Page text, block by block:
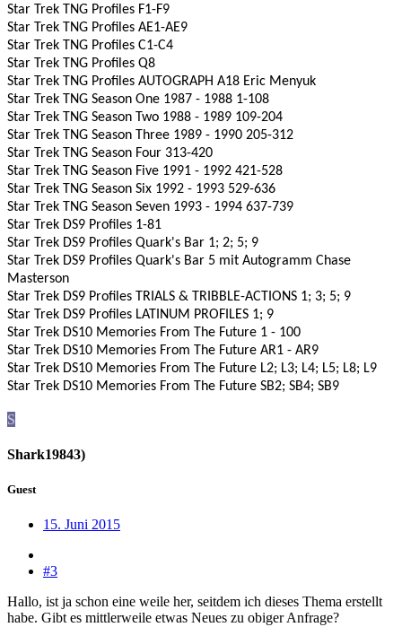
Star Trek TNG Profiles F1-F9
Star Trek TNG Profiles AE1-AE9
Star Trek TNG Profiles C1-C4
Star Trek TNG Profiles Q8
Star Trek TNG Profiles AUTOGRAPH A18 Eric Menyuk
Star Trek TNG Season One 1987 - 1988 1-108
Star Trek TNG Season Two 1988 - 1989 109-204
Star Trek TNG Season Three 1989 - 1990 205-312
Star Trek TNG Season Four 313-420
Star Trek TNG Season Five 1991 - 1992 421-528
Star Trek TNG Season Six 1992 - 1993 529-636
Star Trek TNG Season Seven 1993 - 1994 637-739
Star Trek DS9 Profiles 1-81
Star Trek DS9 Profiles Quark's Bar 1; 2; 5; 9
Star Trek DS9 Profiles Quark's Bar 5 mit Autogramm Chase
Masterson
Star Trek DS9 Profiles TRIALS & TRIBBLE-ACTIONS 1; 3; 5; 9
Star Trek DS9 Profiles LATINUM PROFILES 1; 9
Star Trek DS10 Memories From The Future 1 - 100
Star Trek DS10 Memories From The Future AR1 - AR9
Star Trek DS10 Memories From The Future L2; L3; L4; L5; L8; L9
Star Trek DS10 Memories From The Future SB2; SB4; SB9
S
Shark19843)
Guest
15. Juni 2015
#3
Hallo, ist ja schon eine weile her, seitdem ich dieses Thema erstellt
habe. Gibt es mittlerweile etwas Neues zu obiger Anfrage?